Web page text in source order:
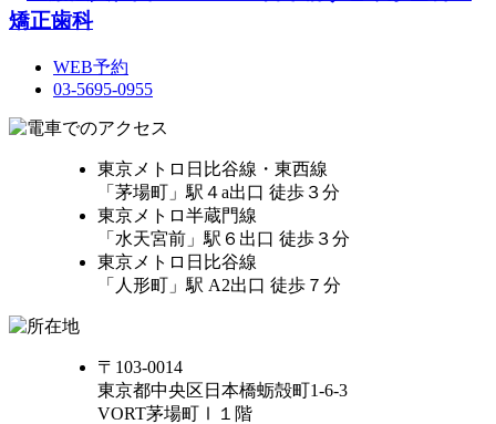
WEB予約
03-5695-0955
東京メトロ日比谷線・東西線
「茅場町」駅４a出口 徒歩３分
東京メトロ半蔵門線
「水天宮前」駅６出口 徒歩３分
東京メトロ日比谷線
「人形町」駅 A2出口 徒歩７分
〒103-0014
東京都中央区日本橋蛎殻町1-6-3
VORT茅場町Ⅰ１階